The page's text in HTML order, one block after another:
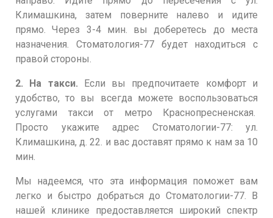
Климашкина, затем поверните налево и идите
прямо. Через 3-4 мин. вы доберетесь до места
назначения. Стоматология-77 будет находиться с
правой стороны.
2. На такси. Если вы предпочитаете комфорт и
удобство, то вы всегда можете воспользоваться
услугами такси от метро Краснопресненская.
Просто укажите адрес Стоматологии-77: ул.
Климашкина, д. 22. и вас доставят прямо к нам за 10
мин.
Мы надеемся, что эта информация поможет вам
легко и быстро добраться до Стоматологии-77. В
нашей клинике предоставляется широкий спектр